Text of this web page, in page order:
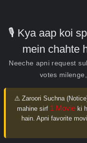
🎙️ Kya aap koi
mein chahte
Neeche apni request
votes
⚠️ Zaroori Suchna
mahine sirf 1 Movie ki
hain. Apni favorite